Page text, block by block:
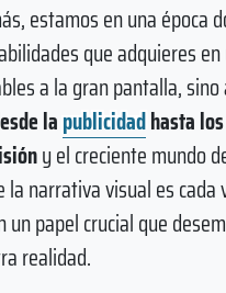
estamos en una época
que adquieres
a la gran pantalla,
lapublicidadhasta
y el creciente mundo
la narrativa visual es
un papel crucial que
realidad.